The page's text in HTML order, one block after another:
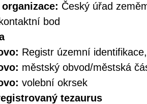
organizace: Český úřad
kontaktní bod
Registr územní
městský obvod/městská
volební okrsek
tezaurus